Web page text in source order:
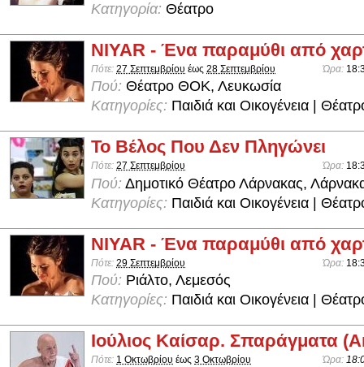
Κατηγορία: Θέατρο
NIYAR - Ένα παραμύθι από
Πότε: 27 Σεπτεμβρίου έως 28 Σεπτεμβρίου Ώρα:
Πού: Θέατρο ΘΟΚ, Λευκωσία
Κατηγορίες: Παιδιά και Οικογένεια |
Το Βέλος Που Δεν Πληγώνει
Πότε: 27 Σεπτεμβρίου Ώρα:
Πού: Δημοτικό Θέατρο Λάρνακας,
Κατηγορίες: Παιδιά και Οικογένεια |
NIYAR - Ένα παραμύθι από
Πότε: 29 Σεπτεμβρίου Ώρα:
Πού: Ριάλτο, Λεμεσός
Κατηγορίες: Παιδιά και Οικογένεια |
Ιούλιος Καίσαρ. Σπαράγματα
Πότε: 1 Οκτωβρίου έως 3 Οκτωβρίου Ώρα: